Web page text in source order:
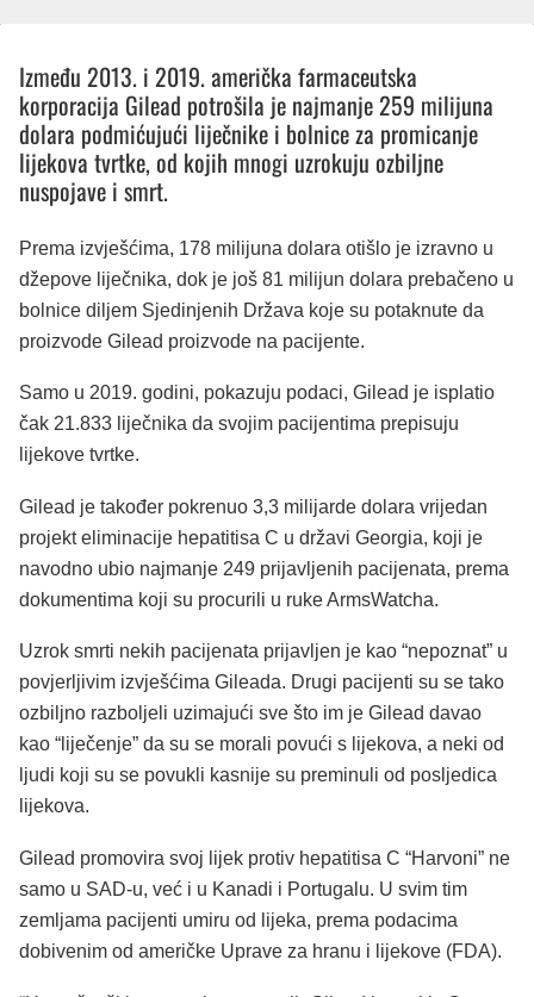
Između 2013. i 2019. američka farmaceutska
korporacija Gilead potrošila je najmanje 259 milijuna
dolara podmićujući liječnike i bolnice za promicanje
lijekova tvrtke, od kojih mnogi uzrokuju ozbiljne
nuspojave i smrt.
Prema izvješćima, 178 milijuna dolara otišlo je izravno u
džepove liječnika, dok je još 81 milijun dolara prebačeno u
bolnice diljem Sjedinjenih Država koje su potaknute da
proizvode Gilead proizvode na pacijente.
Samo u 2019. godini, pokazuju podaci, Gilead je isplatio
čak 21.833 liječnika da svojim pacijentima prepisuju
lijekove tvrtke.
Gilead je također pokrenuo 3,3 milijarde dolara vrijedan
projekt eliminacije hepatitisa C u državi Georgia, koji je
navodno ubio najmanje 249 prijavljenih pacijenata, prema
dokumentima koji su procurili u ruke ArmsWatcha.
Uzrok smrti nekih pacijenata prijavljen je kao “nepoznat” u
povjerljivim izvješćima Gileada. Drugi pacijenti su se tako
ozbiljno razboljeli uzimajući sve što im je Gilead davao
kao “liječenje” da su se morali povući s lijekova, a neki od
ljudi koji su se povukli kasnije su preminuli od posljedica
lijekova.
Gilead promovira svoj lijek protiv hepatitisa C “Harvoni” ne
samo u SAD-u, već i u Kanadi i Portugalu. U svim tim
zemljama pacijenti umiru od lijeka, prema podacima
dobivenim od američke Uprave za hranu i lijekove (FDA).